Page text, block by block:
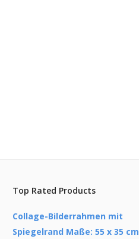
Top Rated Products
Collage-Bilderrahmen mit
Spiegelrand Maße: 55 x 35 cm